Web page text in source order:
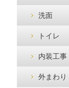
洗面
トイレ
内装工事
外まわり